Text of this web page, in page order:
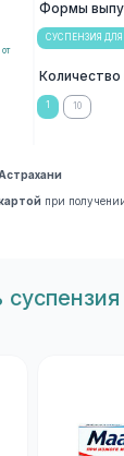
Формы
СУСПЕНЗИЯ
Количество
1 10
при